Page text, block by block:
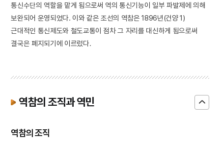
통신수단의 역할을 맡게 됨으로써 역의 통신기능이 일부 파발제에 의해
보완되어 운영되었다. 이와 같은 조선의 역참은 1896년(건양 1)
근대적인 통신제도와 철도교통이 점차 그 자리를 대신하게 됨으로써
결국은 폐지되기에 이르렀다.
역참의 조직과 역민
역참의 조직